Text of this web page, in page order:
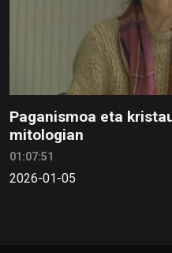
Paganismoa eta
mitologian
01:07:51
2026-01-05